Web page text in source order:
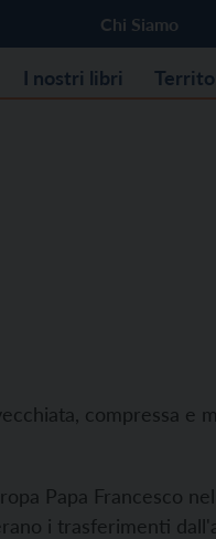
Chi Siamo
I nostri libri
compressa e
Papa Francesco
i trasferimenti